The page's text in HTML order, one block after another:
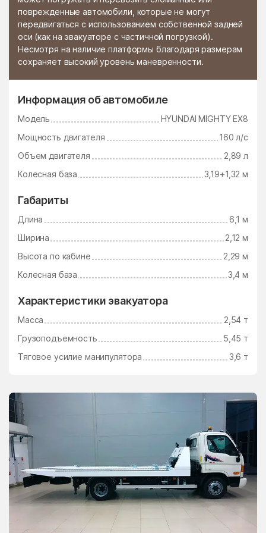
поврежденные автомобили, которые не могут
передвигаться с использованием собственной задней
оси (как на эвакуаторе с частичной погрузкой).
Несмотря на наличие платформы благодаря размерам
сохраняет высокий уровень маневренности.
Информация об автомобиле
Модель
HYUNDAI MIGHTY EX8
Мощность двигателя
160 л/с
Объем двигателя
2,89 л
Колесная база
3,19+1,32 м
Габариты
Длина
6,1 м
Ширина
2,12 м
Высота по кабине
2,29 м
Колесная база
3,4 м
Характеристики эвакуатора
Масса
2,54 т
Грузоподъемность
5,45 т
Тяговое усилие манипулятора
3,6 т
Стромынь Ступино
Сычёво Талдом
Тарасково Тарасовка
Татариново Таширово
Теряево Тимшино
Томилино Троицк
Узуново
Ушаково
Поселение
Фосфоритный Фруктовая
Фрязино Фряново
Хлюпино
Хотьково
центр альной усадьбы
совхоза Озёры
центральной усадьбы
совхоза Мир
Цибино Чайковского
Часцы Чашниково
Челюскинский Чемодурово